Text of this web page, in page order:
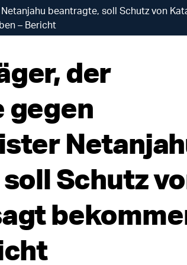
beantragte, soll Schutz von
– Bericht
der
gegen
Schutz